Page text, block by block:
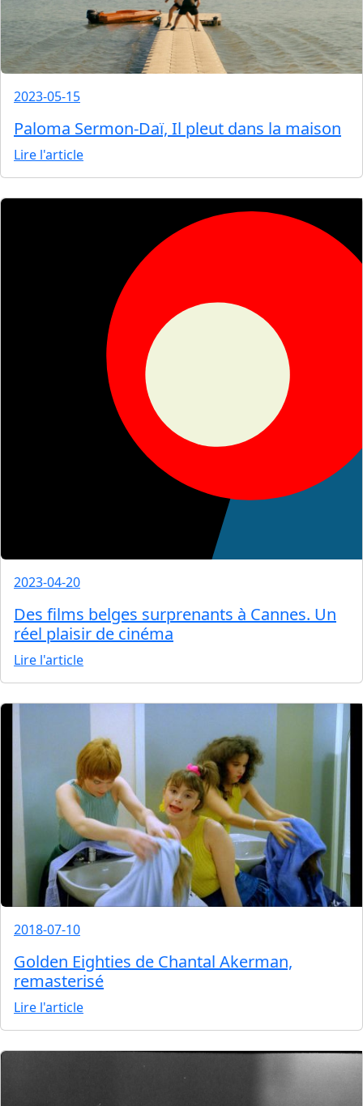
2023-05-15
Paloma Sermon-Daï, Il pleut dans la maison
Lire l'article
2023-04-20
Des films belges surprenants à Cannes. Un
réel plaisir de cinéma
Lire l'article
2018-07-10
Golden Eighties de Chantal Akerman,
remasterisé
Lire l'article